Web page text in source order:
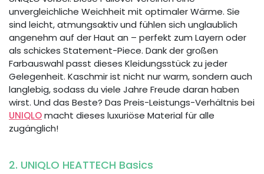
unvergleichliche Weichheit mit optimaler Wärme. Sie
sind leicht, atmungsaktiv und fühlen sich unglaublich
angenehm auf der Haut an – perfekt zum Layern oder
als schickes Statement-Piece. Dank der großen
Farbauswahl passt dieses Kleidungsstück zu jeder
Gelegenheit. Kaschmir ist nicht nur warm, sondern auch
langlebig, sodass du viele Jahre Freude daran haben
wirst. Und das Beste? Das Preis-Leistungs-Verhältnis bei
UNIQLOmacht dieses luxuriöse Material für alle
zugänglich!
2. UNIQLO HEATTECH Basics